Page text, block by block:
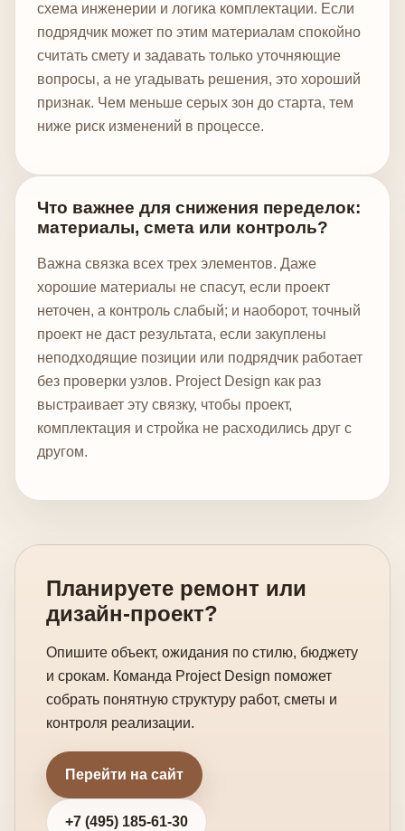
схема инженерии и логика комплектации. Если
подрядчик может по этим материалам спокойно
считать смету и задавать только уточняющие
вопросы, а не угадывать решения, это хороший
признак. Чем меньше серых зон до старта, тем
ниже риск изменений в процессе.
Что важнее для снижения переделок:
материалы, смета или контроль?
Важна связка всех трех элементов. Даже
хорошие материалы не спасут, если проект
неточен, а контроль слабый; и наоборот, точный
проект не даст результата, если закуплены
неподходящие позиции или подрядчик работает
без проверки узлов. Project Design как раз
выстраивает эту связку, чтобы проект,
комплектация и стройка не расходились друг с
другом.
Планируете ремонт или
дизайн-проект?
Опишите объект, ожидания по стилю, бюджету
и срокам. Команда Project Design поможет
собрать понятную структуру работ, сметы и
контроля реализации.
Перейти на сайт
+7 (495) 185-61-30